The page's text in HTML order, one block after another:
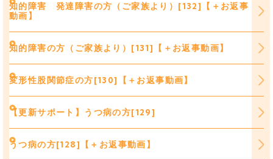
知的障害 発達障害の方（ご家族より）[132]【＋お返事
動画】
知的障害の方（ご家族より）[131]【＋お返事動画】
変形性股関節症の方[130]【＋お返事動画】
【更新サポート】うつ病の方[129]
うつ病の方[128]【＋お返事動画】